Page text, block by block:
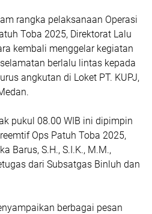
rangka pelaksanaan Operasi
Toba 2025, Direktorat Lalu
kembali menggelar kegiatan
berlalu lintas kepada
angkutan di Loket PT. KUPJ,
pukul 08.00 WIB ini dipimpin
Ops Patuh Toba 2025,
Barus, S.H., S.I.K., M.M.,
dari Subsatgas Binluh dan
berbagai pesan